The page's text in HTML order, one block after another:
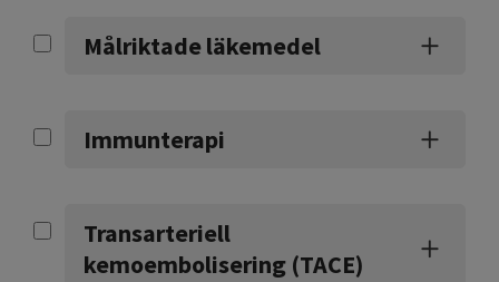
Målriktade läkemedel
Immunterapi
Transarteriell
kemoembolisering (TACE)